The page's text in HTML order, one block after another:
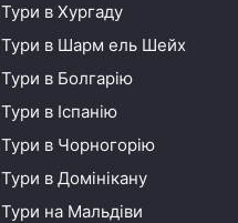
Тури в Хургаду
Тури в Шарм ель Шейх
Тури в Болгарію
Тури в Іспанію
Тури в Чорногорію
Тури в Домінікану
Тури на Мальдіви